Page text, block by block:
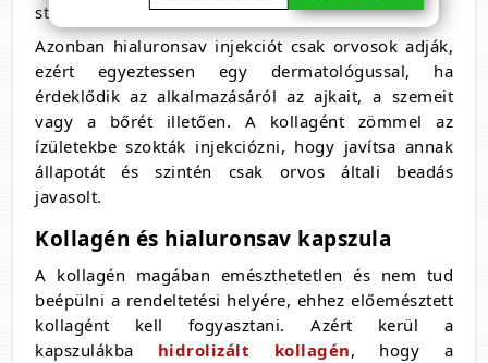
struktúrája, feszessége.
Azonban hialuronsav injekciót csak orvosok adják,
ezért egyeztessen egy dermatológussal, ha
érdeklődik az alkalmazásáról az ajkait, a szemeit
vagy a bőrét illetően. A kollagént zömmel az
ízületekbe szokták injekciózni, hogy javítsa annak
állapotát és szintén csak orvos általi beadás
javasolt.
Kollagén és hialuronsav kapszula
A kollagén magában emészthetetlen és nem tud
beépülni a rendeltetési helyére, ehhez előemésztett
kollagént kell fogyasztani. Azért kerül a
kapszulákba hidrolizált kollagén, hogy a